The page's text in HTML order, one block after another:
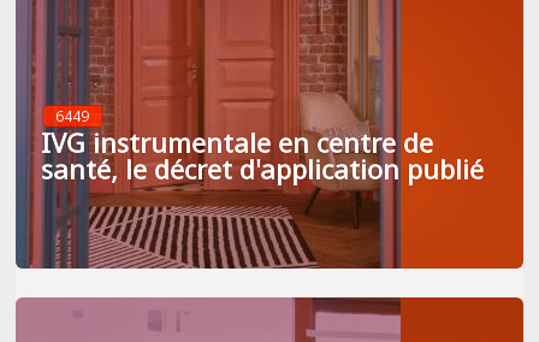
6449
IVG instrumentale en centre de
santé, le décret d'application publié